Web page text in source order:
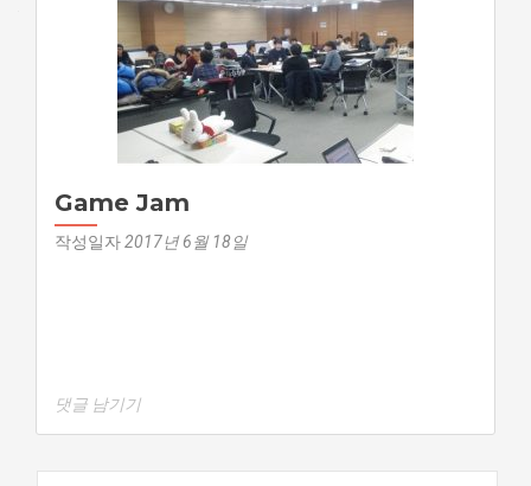
Game Jam
작성일자2017년 6월 18일
댓글 남기기